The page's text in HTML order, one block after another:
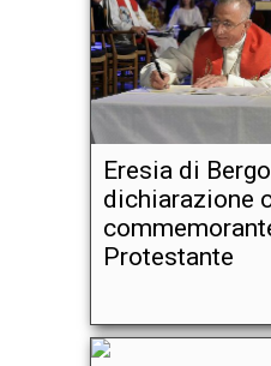
Eresia di
dichiarazione
Protestante